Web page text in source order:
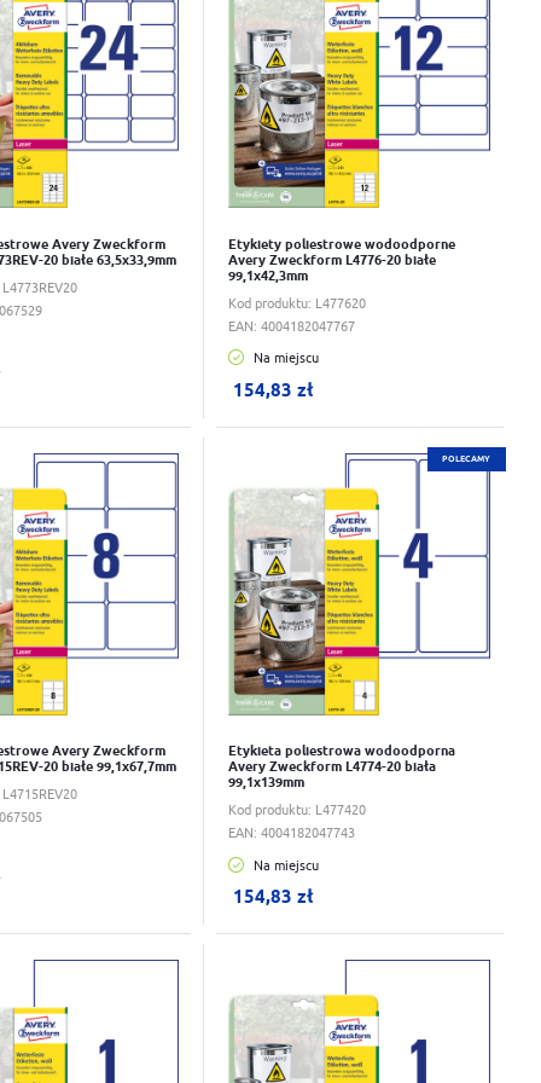
L4773REV20
Avery Zweckform
20 białe 63,5x33,9mm
Kod produktu: L477620
Etykiety poliestrowe wodoodporne
Avery Zweckform L4776-20 białe
99,1x42,3mm
EAN: 4004182047767
Na miejscu
154,83 zł
W koszyku:
L4715REV20
Avery Zweckform
20 białe 99,1x67,7mm
POLECAMY
Kod produktu: L477420
Etykieta poliestrowa wodoodporna
Avery Zweckform L4774-20 biała
99,1x139mm
EAN: 4004182047743
Na miejscu
154,83 zł
W koszyku: